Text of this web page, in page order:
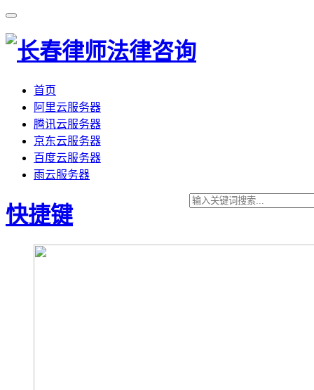
首页
阿里云服务器
腾讯云服务器
京东云服务器
百度云服务器
雨云服务器
快捷键